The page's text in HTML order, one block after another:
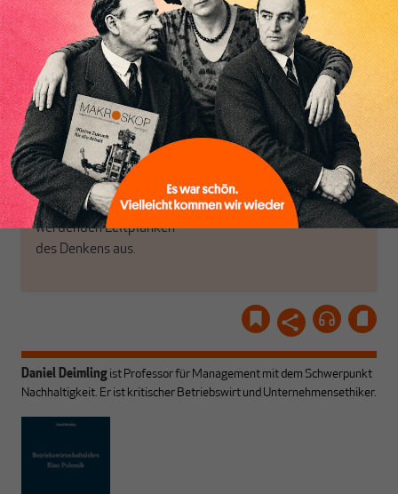
Inhaltsverzeichnis
haben einen Blick auf
Geld, Wirtschaft und
Politik, den Sie so
woanders nicht finden.
Dabei leben wir von
unseren Autoren, ihren
Recherchen, ihrem Wissen
und ihrem Enthusiasmus.
Gemeinsam scheren wir
aus den schmaler
werdenden Leitplanken
des Denkens aus.
Brauchen Sie auch frische
Luft? Dann folgen Sie
einfach dem Button.
ABONNIEREN SIE
MAKROSKOP
Schon Abonnent? Dann
hiereinloggen !
Daniel Deimling ist Professor für Management mit dem Schwerpunkt
Nachhaltigkeit. Er ist kritischer Betriebswirt und Unternehmensethiker.